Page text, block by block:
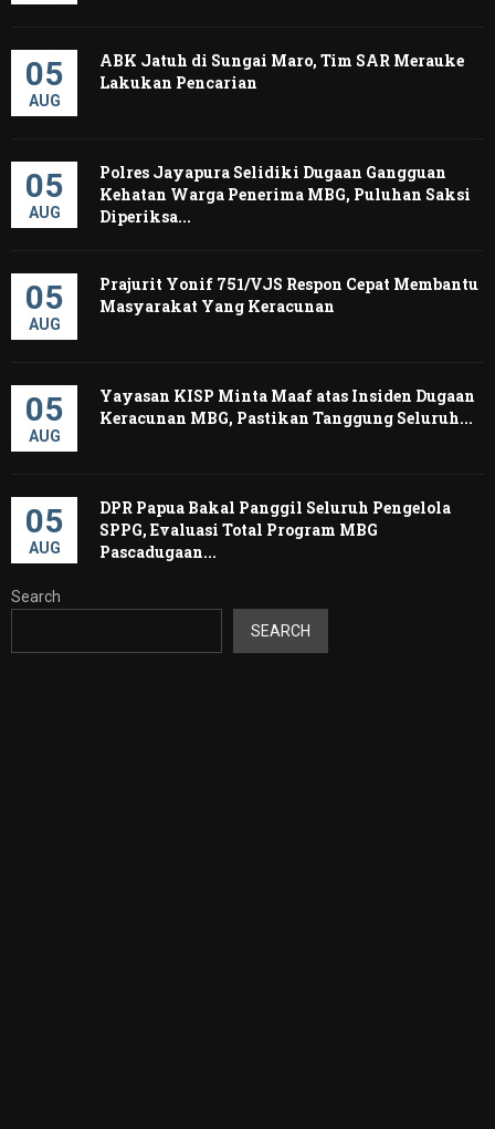
05
AUG
ABK Jatuh di Sungai Maro, Tim SAR Merauke
Lakukan Pencarian
05
AUG
Polres Jayapura Selidiki Dugaan Gangguan
Kehatan Warga Penerima MBG, Puluhan Saksi
Diperiksa...
05
AUG
Prajurit Yonif 751/VJS Respon Cepat Membantu
Masyarakat Yang Keracunan
05
AUG
Yayasan KISP Minta Maaf atas Insiden Dugaan
Keracunan MBG, Pastikan Tanggung Seluruh...
05
AUG
DPR Papua Bakal Panggil Seluruh Pengelola
SPPG, Evaluasi Total Program MBG
Pascadugaan...
Search
SEARCH